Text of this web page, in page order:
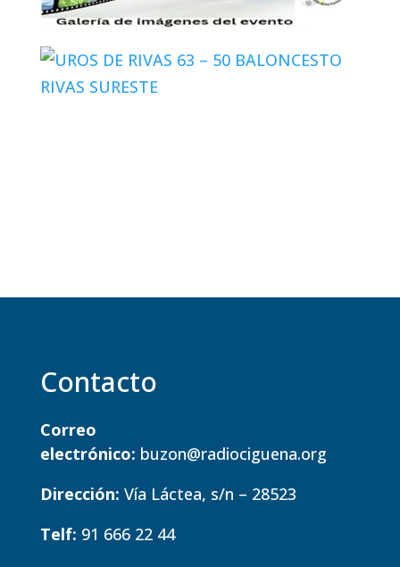
Contacto
Correo
electrónico: buzon@radiociguena.org
Dirección: Vía Láctea, s/n – 28523
Telf: 91 666 22 44